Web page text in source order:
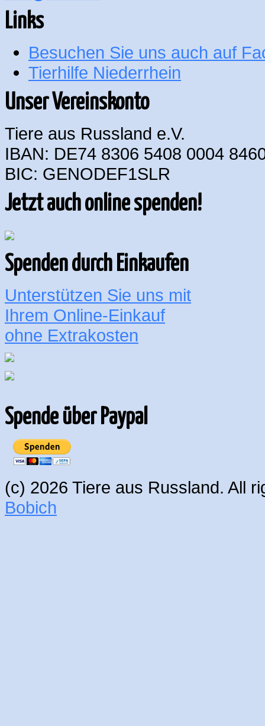
Links
Besuchen Sie uns auch auf
Tierhilfe Niederrhein
Unser Vereinskonto
Tiere aus Russland e.V.
IBAN: DE74 8306 5408 0004
BIC: GENODEF1SLR
Jetzt auch online spenden!
Spenden durch Einkaufen
Unterstützen Sie uns mit
Ihrem Online-Einkauf
ohne Extrakosten
Spende über Paypal
(c) 2026 Tiere aus Russland. All
Bobich